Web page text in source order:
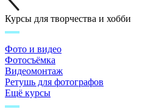
Курсы для творчества и хобби
Фото и видео
Фотосъёмка
Видеомонтаж
Ретушь для фотографов
Ещё курсы